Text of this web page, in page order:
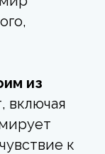
из
включая
к